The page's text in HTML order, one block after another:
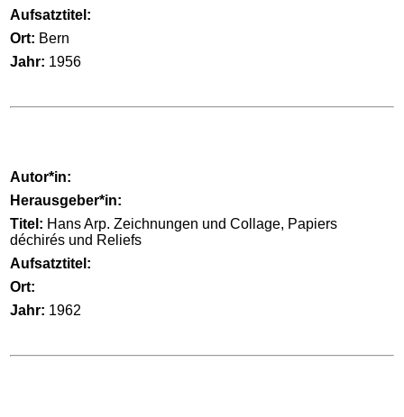
Aufsatztitel:
Ort: Bern
Jahr: 1956
Autor*in:
Herausgeber*in:
Titel: Hans Arp. Zeichnungen und Collage, Papiers
déchirés und Reliefs
Aufsatztitel:
Ort:
Jahr: 1962